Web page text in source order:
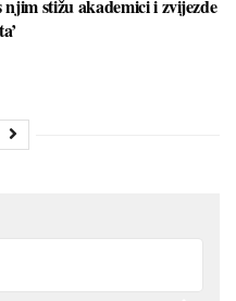
stižu akademici i zvijezde